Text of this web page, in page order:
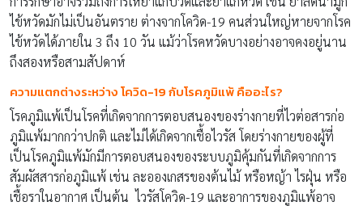
ไข้หวัดมักไม่เป็นอันตราย ต่างจากโควิด-19 คนส่วนใหญ่หายจากโรค
ไข้หวัดได้ภายใน 3 ถึง 10 วัน แม้ว่าโรคหวัดบางอย่างอาจคงอยู่นาน
ถึงสองหรือสามสัปดาห์
ความแตกต่างระหว่าง โควิด-19 กับโรคภูมิแพ้ คืออะไร?
โรคภูมิแพ้เป็นโรคที่เกิดจากการตอบสนองของร่างกายที่ไวต่อสารก่อ
ภูมิแพ้มากกว่าปกติ และไม่ได้เกิดจากเชื้อไวรัส โดยร่างกายของผู้ที่
เป็นโรคภูมิแพ้มักมีการตอบสนองของระบบภูมิคุ้มกันที่เกิดจากการ
สัมผัสสารก่อภูมิแพ้ เช่น ละอองเกสรของต้นไม้ หรือหญ้า ไรฝุ่น หรือ
เชื้อราในอากาศ เป็นต้น ไวรัสโควิด-19 และอาการของภูมิแพ้อาจ